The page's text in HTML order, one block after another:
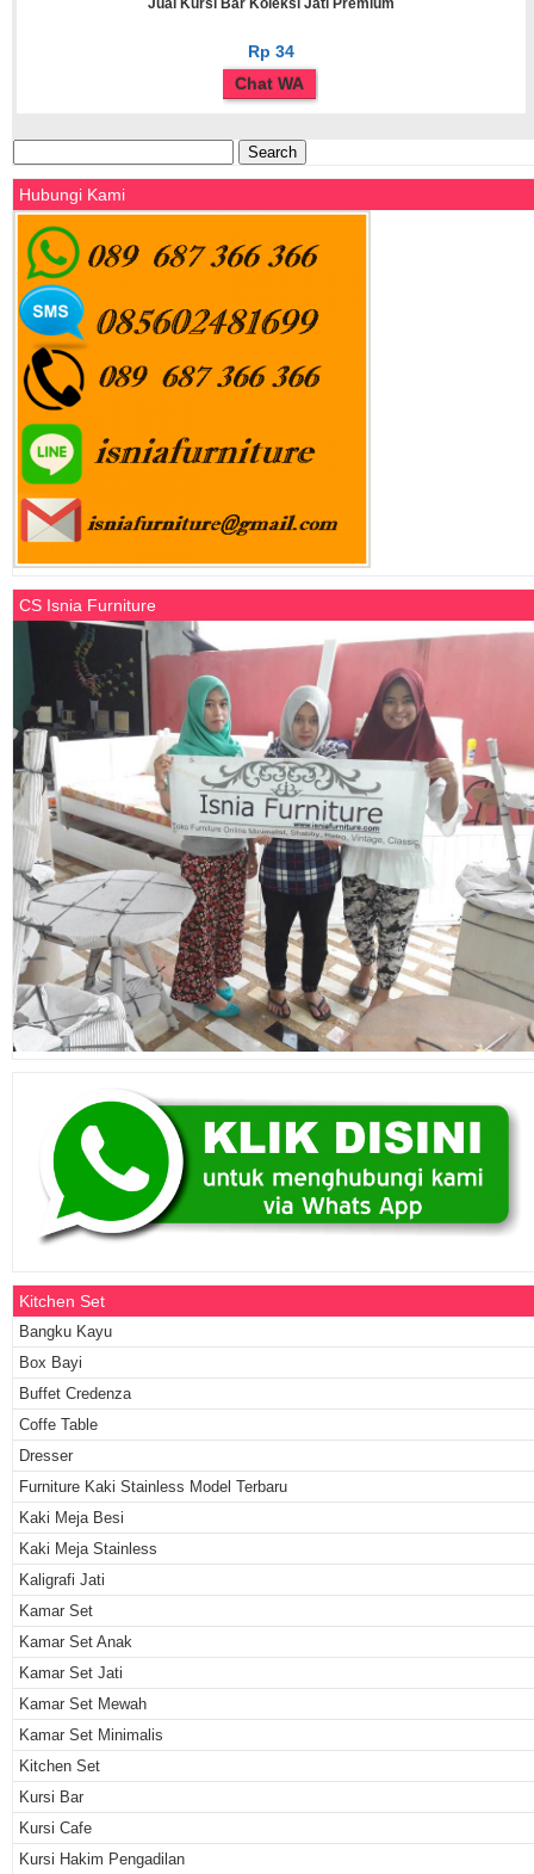
Jual Kursi Bar Koleksi Jati Premium
Rp 34
Chat WA
for:
Hubungi Kami
CS Isnia Furniture
Kitchen Set
Bangku Kayu
Box Bayi
Buffet Credenza
Coffe Table
Dresser
Furniture Kaki Stainless Model Terbaru
Kaki Meja Besi
Kaki Meja Stainless
Kaligrafi Jati
Kamar Set
Kamar Set Anak
Kamar Set Jati
Kamar Set Mewah
Kamar Set Minimalis
Kitchen Set
Kursi Bar
Kursi Cafe
Kursi Hakim Pengadilan